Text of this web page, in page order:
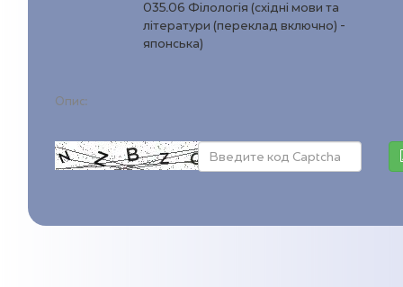
035.06 Філологія (східні мови та
літератури (переклад включно) -
японська)
Опис: